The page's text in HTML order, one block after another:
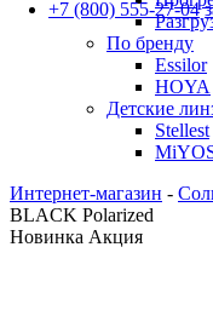
По бренду
Essilor
HOYA
Детские
Stellest
+7 (800) 555-27-04
Интернет-магазин -
BLACK Polarized
Новинка Акция